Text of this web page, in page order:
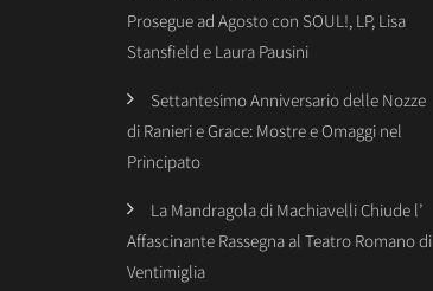
Prosegue ad Agosto con SOUL!, LP, Lisa
Stansfield e Laura Pausini
Settantesimo Anniversario delle Nozze
di Ranieri e Grace: Mostre e Omaggi nel
Principato
La Mandragola di Machiavelli Chiude l’
Affascinante Rassegna al Teatro Romano di
Ventimiglia